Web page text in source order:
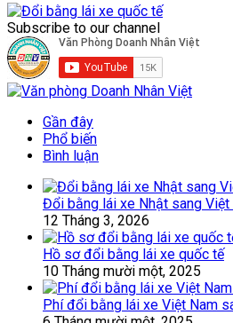
Subscribe to our channel
Gần đây
Phổ biến
Bình luận
Đổi bằng lái xe Nhật sang Việt
12 Tháng 3, 2026
Hồ sơ đổi bằng lái xe quốc tế
10 Tháng mười một, 2025
Phí đổi bằng lái xe Việt Nam